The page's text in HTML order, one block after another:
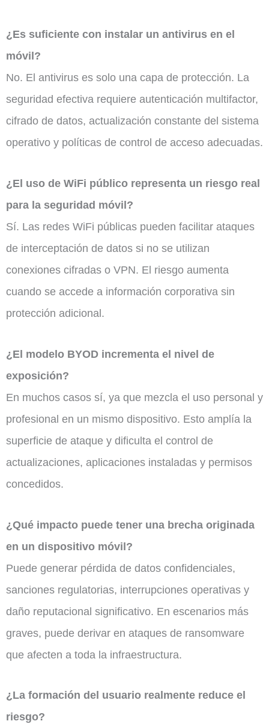
¿Es suficiente con instalar un antivirus en el
móvil?
No. El antivirus es solo una capa de protección. La
seguridad efectiva requiere autenticación multifactor,
cifrado de datos, actualización constante del sistema
operativo y políticas de control de acceso adecuadas.
¿El uso de WiFi público representa un riesgo real
para la seguridad móvil?
Sí. Las redes WiFi públicas pueden facilitar ataques
de interceptación de datos si no se utilizan
conexiones cifradas o VPN. El riesgo aumenta
cuando se accede a información corporativa sin
protección adicional.
¿El modelo BYOD incrementa el nivel de
exposición?
En muchos casos sí, ya que mezcla el uso personal y
profesional en un mismo dispositivo. Esto amplía la
superficie de ataque y dificulta el control de
actualizaciones, aplicaciones instaladas y permisos
concedidos.
¿Qué impacto puede tener una brecha originada
en un dispositivo móvil?
Puede generar pérdida de datos confidenciales,
sanciones regulatorias, interrupciones operativas y
daño reputacional significativo. En escenarios más
graves, puede derivar en ataques de ransomware
que afecten a toda la infraestructura.
¿La formación del usuario realmente reduce el
riesgo?